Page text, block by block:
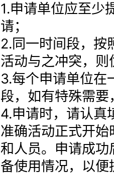
1.申请单位应至少
请；
2.同一时间段，按
活动与之冲突，
3.每个申请单位在
段，如有特殊需
4.申请时，请认真
准确活动正式开
和人员。申请成
备使用情况，以便